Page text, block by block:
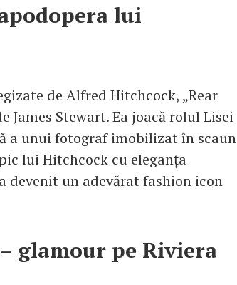
lui
de Alfred Hitchcock, „Rear
James Stewart. Ea joacă rolul Lisei
a unui fotograf imobilizat în scaun
lui Hitchcock cu eleganța
devenit un adevărat fashion icon
glamour pe Riviera